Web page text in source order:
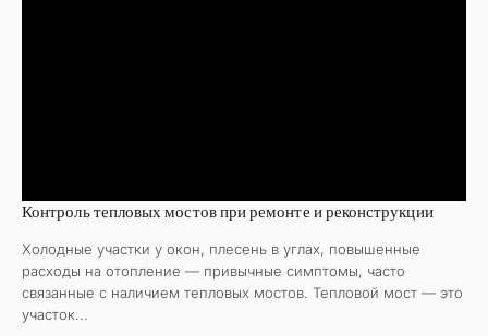
Контроль тепловых мостов при ремонте и реконструкции
Холодные участки у окон, плесень в углах, повышенные
расходы на отопление — привычные симптомы, часто
связанные с наличием тепловых мостов. Тепловой мост — это
участок...